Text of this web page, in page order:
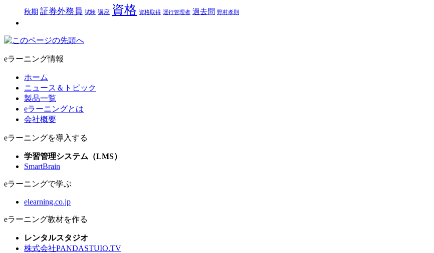
秋期 証券外務員 試験 講座 資格 資格取得 運行管理者 過去問 野村孝則
eラーニング情報
ホーム
ニュース＆トピック
製品一覧
eラーニングとは
会社概要
eラーニングを導入する
学習管理システム（LMS）
SmartBrain
eラーニングで学ぶ
elearning.co.jp
eラーニング教材を作る
レンタルスタジオ
株式会社PANDASTUIO.TV